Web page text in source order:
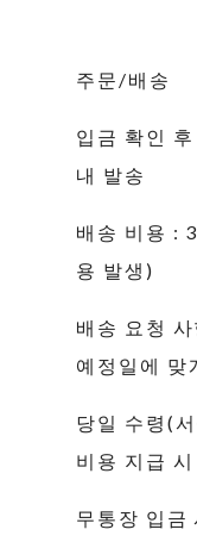
주문/배송
입금 확인
내 발송
배송 비용 :
용 발생)
배송 요청
예정일에 맞
당일 수령(
비용 지급
무통장 입금